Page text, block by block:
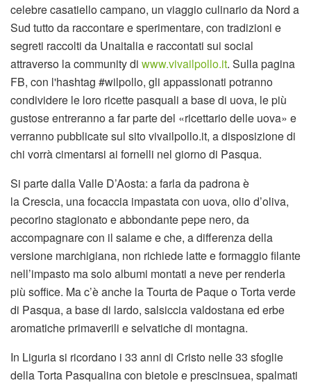
celebre casatiello campano, un viaggio culinario da Nord a
Sud tutto da raccontare e sperimentare, con tradizioni e
segreti raccolti da Unaitalia e raccontati sui social
attraverso la community di www.vivailpollo.it. Sulla pagina
FB, con l'hashtag #wilpollo, gli appassionati potranno
condividere le loro ricette pasquali a base di uova, le più
gustose entreranno a far parte del «ricettario delle uova» e
verranno pubblicate sul sito vivailpollo.it, a disposizione di
chi vorrà cimentarsi ai fornelli nel giorno di Pasqua.
Si parte dalla Valle D’Aosta: a farla da padrona è
la Crescia, una focaccia impastata con uova, olio d’oliva,
pecorino stagionato e abbondante pepe nero, da
accompagnare con il salame e che, a differenza della
versione marchigiana, non richiede latte e formaggio filante
nell’impasto ma solo albumi montati a neve per renderla
più soffice. Ma c’è anche la Tourta de Paque o Torta verde
di Pasqua, a base di lardo, salsiccia valdostana ed erbe
aromatiche primaverili e selvatiche di montagna.
In Liguria si ricordano i 33 anni di Cristo nelle 33 sfoglie
della Torta Pasqualina con bietole e prescinsuea, spalmati